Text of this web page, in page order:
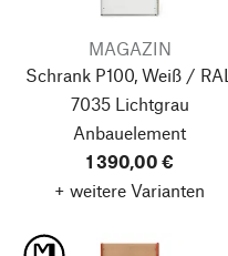
MAGAZIN
Schrank P100, Weiß / RAL
7035 Lichtgrau
Anbauelement
1 390,00 €
+ weitere Varianten